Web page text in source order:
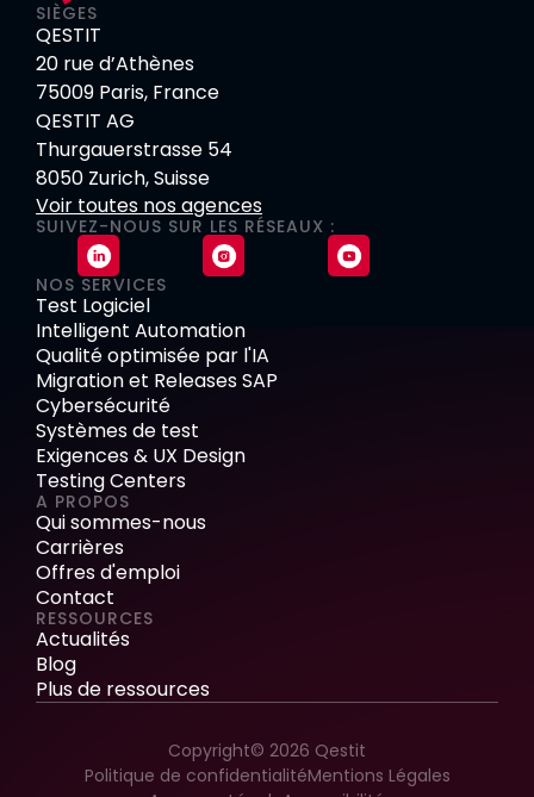
SIÈGES
QESTIT
20 rue d’Athènes
75009 Paris, France
QESTIT AG
Thurgauerstrasse 54
8050 Zurich, Suisse
Voir toutes nos agences
SUIVEZ-NOUS SUR LES RÉSEAUX :
NOS SERVICES
Test Logiciel
Intelligent Automation
Qualité optimisée par l'IA
Migration et Releases SAP
Cybersécurité
Systèmes de test
Exigences & UX Design
Testing Centers
A PROPOS
Qui sommes-nous
Carrières
Offres d'emploi
Contact
RESSOURCES
Actualités
Blog
Plus de ressources
Copyright© 2026 Qestit
Politique de confidentialitéMentions Légales